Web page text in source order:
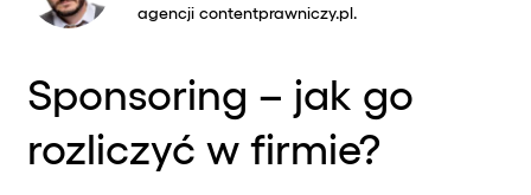
agencji contentprawniczy.pl.
Sponsoring – jak go
rozliczyć w firmie?